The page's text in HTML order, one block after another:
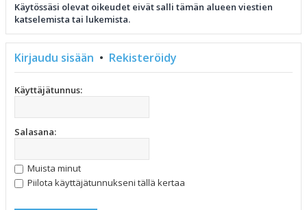
Käytössäsi olevat oikeudet eivät salli tämän alueen viestien
katselemista tai lukemista.
Kirjaudu sisään • Rekisteröidy
Käyttäjätunnus:
Salasana:
Muista minut
Piilota käyttäjätunnukseni tällä kertaa